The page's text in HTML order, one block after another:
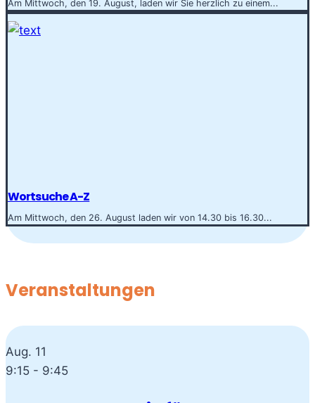
Am Mittwoch, den 19. August, laden wir Sie herzlich zu einem...
Wortsuche A-Z
Am Mittwoch, den 26. August laden wir von 14.30 bis 16.30...
Veranstaltungen
Aug. 11
9:15 - 9:45